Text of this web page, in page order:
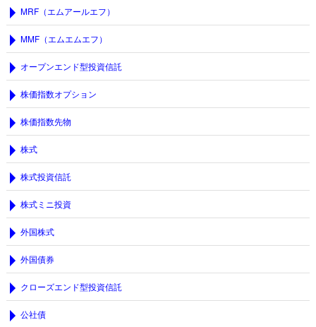
MRF（エムアールエフ）
MMF（エムエムエフ）
オープンエンド型投資信託
株価指数オプション
株価指数先物
株式
株式投資信託
株式ミニ投資
外国株式
外国債券
クローズエンド型投資信託
公社債